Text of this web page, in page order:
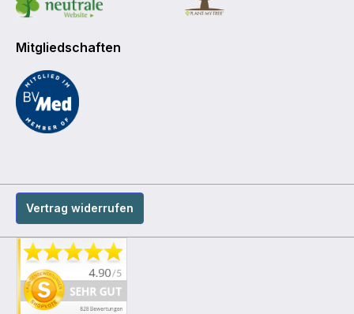
Mitgliedschaften
Vertrag widerrufen